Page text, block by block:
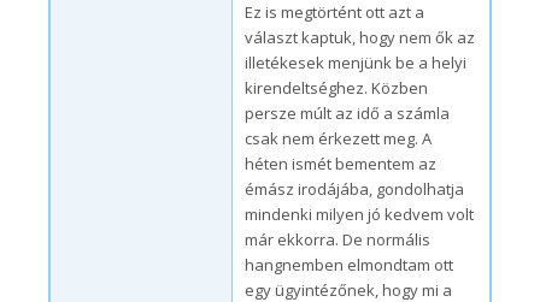
Ez is megtörtént ott azt a
választ kaptuk, hogy nem ők az
illetékesek menjünk be a helyi
kirendeltséghez. Közben
persze múlt az idő a számla
csak nem érkezett meg. A
héten ismét bementem az
émász irodájába, gondolhatja
mindenki milyen jó kedvem volt
már ekkorra. De normális
hangnemben elmondtam ott
egy ügyintézőnek, hogy mi a